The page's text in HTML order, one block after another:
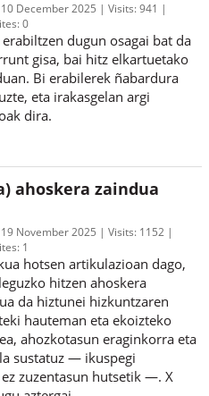
10 December 2025 Visits:941
0
dugun osagai bat da
gisa, bai hitz elkartuetako
Bi erabilerek ñabardura
eta irakasgelan argi
dira.
ahoskera zaindua
19 November 2025 Visits: 1152
1
hotsen artikulazioan dago,
hitzen ahoskera
da hiztunei hizkuntzaren
hauteman eta ekoizteko
ahozkotasun eraginkorra eta
sustatuz — ikuspegi
zuzentasun hutsetik —. X